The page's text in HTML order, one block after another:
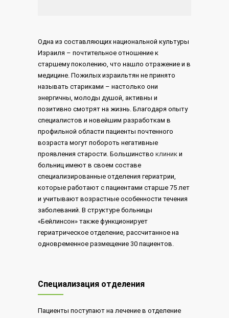
Одна из составляющих национальной культуры
Израиля – почтительное отношение к
старшему поколению, что нашло отражение и в
медицине. Пожилых израильтян не принято
называть стариками – настолько они
энергичны, молоды душой, активны и
позитивно смотрят на жизнь. Благодаря опыту
специалистов и новейшим разработкам в
профильной области пациенты почтенного
возраста могут побороть негативные
проявления старости. Большинство клиник и
больниц имеют в своем составе
специализированные отделения гериатрии,
которые работают с пациентами старше 75 лет
и учитывают возрастные особенности течения
заболеваний. В структуре больницы
«Бейлинсон» также функционирует
гериатрическое отделение, рассчитанное на
одновременное размещение 30 пациентов.
Специализация отделения
Пациенты поступают на лечение в отделение